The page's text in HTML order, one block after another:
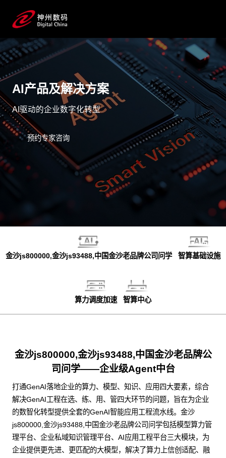
AI产品及解决方案
AI驱动的企业数字化转型
预约专家咨询
金沙js800000,金沙js93488,中国金沙老品牌公司问学 智算基础设施
算力调度加速 智算中心
金沙js800000,金沙js93488,中国金沙老品牌公
司问学——企业级Agent中台
打通GenAI落地企业的算力、模型、知识、应用四大要素，综合
解决GenAI工程在选、练、用、管四大环节的问题，旨在为企业
的数智化转型提供全套的GenAI智能应用工程流水线。金沙
js800000,金沙js93488,中国金沙老品牌公司问学包括模型算力管
理平台、企业私域知识管理平台、AI应用工程平台三大模块，为
企业提供更先进、更匹配的大模型，解决了算力上信创适配、融